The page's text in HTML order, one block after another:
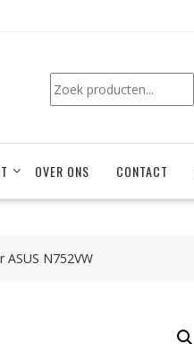
Zoeken
OVER ONS CONTACT
N752VW